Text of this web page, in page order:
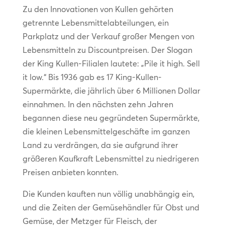
Zu den Innovationen von Kullen gehörten
getrennte Lebensmittelabteilungen, ein
Parkplatz und der Verkauf großer Mengen von
Lebensmitteln zu Discountpreisen. Der Slogan
der King Kullen-Filialen lautete: „Pile it high. Sell
it low.“ Bis 1936 gab es 17 King-Kullen-
Supermärkte, die jährlich über 6 Millionen Dollar
einnahmen. In den nächsten zehn Jahren
begannen diese neu gegründeten Supermärkte,
die kleinen Lebensmittelgeschäfte im ganzen
Land zu verdrängen, da sie aufgrund ihrer
größeren Kaufkraft Lebensmittel zu niedrigeren
Preisen anbieten konnten.
Die Kunden kauften nun völlig unabhängig ein,
und die Zeiten der Gemüsehändler für Obst und
Gemüse, der Metzger für Fleisch, der